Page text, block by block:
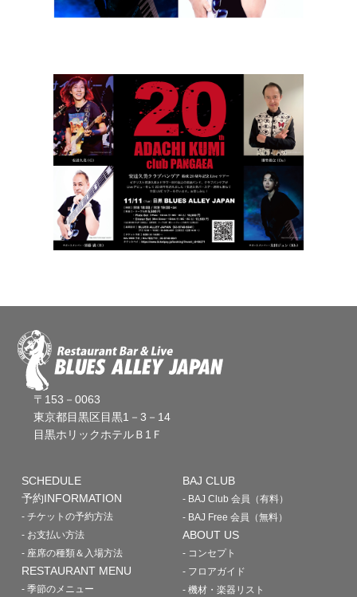
〒153－0063
東京都目黒区目黒1－3－14
目黒ホリックホテルＢ1Ｆ
SCHEDULE
予約INFORMATION
- チケットの予約方法
- お支払い方法
- 座席の種類＆入場方法
RESTAURANT MENU
- 季節のメニュー
BAJ CLUB
- BAJ Club 会員（有料）
- BAJ Free 会員（無料）
ABOUT US
- コンセプト
- フロアガイド
- 機材・楽器リスト